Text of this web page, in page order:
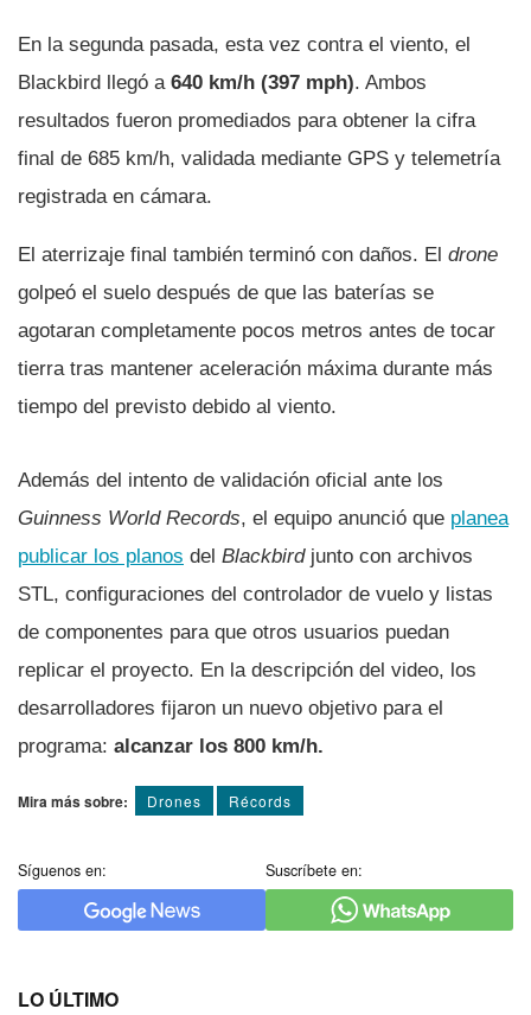
En la segunda pasada, esta vez contra el viento, el
Blackbird llegó a 640 km/h (397 mph). Ambos
resultados fueron promediados para obtener la cifra
final de 685 km/h, validada mediante GPS y telemetría
registrada en cámara.
El aterrizaje final también terminó con daños. El drone
golpeó el suelo después de que las baterías se
agotaran completamente pocos metros antes de tocar
tierra tras mantener aceleración máxima durante más
tiempo del previsto debido al viento.
Además del intento de validación oficial ante los
Guinness World Records, el equipo anunció que planea
publicar los planos del Blackbirdjunto con archivos
STL, configuraciones del controlador de vuelo y listas
de componentes para que otros usuarios puedan
replicar el proyecto. En la descripción del video, los
desarrolladores fijaron un nuevo objetivo para el
programa: alcanzar los 800 km/h.
Mira más sobre: Drones Récords
Síguenos en: Suscríbete en:
LO ÚLTIMO